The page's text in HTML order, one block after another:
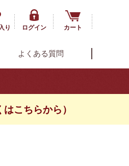
り ログイン カート
よくある質問
こちらから）